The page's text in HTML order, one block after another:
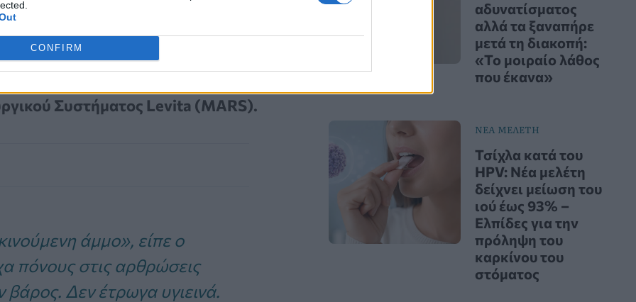
CONFIRM
φέρουν τα επιθυμητά
το
Συστήματος Levita (MARS).
άμμο», είπε ο
πόνους στις αρθρώσεις
Δεν έτρωγα υγιεινά.
αδυνατίσματος
αλλά τα ξαναπήρε
μετά τη διακοπή:
«Το μοιραίο λάθος
που έκανα»
ΝΕΑ ΜΕΛΕΤΗ
Τσίχλα κατά του
HPV: Νέα μελέτη
δείχνει μείωση του
ιού έως 93% –
Ελπίδες για την
πρόληψη του
καρκίνου του
στόματος